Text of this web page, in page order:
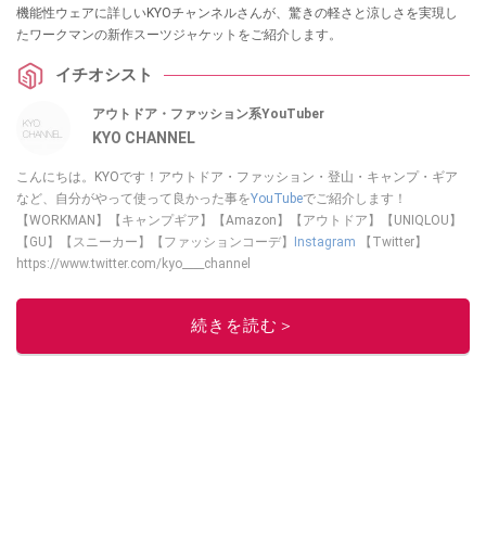
機能性ウェアに詳しいKYOチャンネルさんが、驚きの軽さと涼しさを実現し
たワークマンの新作スーツジャケットをご紹介します。
イチオシスト
アウトドア・ファッション系YouTuber
KYO CHANNEL
こんにちは。KYOです！アウトドア・ファッション・登山・キャンプ・ギア
など、自分がやって使って良かった事をYouTubeでご紹介します！
【WORKMAN】【キャンプギア】【Amazon】【アウトドア】【UNIQLOU】
【GU】【スニーカー】【ファッションコーデ】 Instagram 【Twitter】
https://www.twitter.com/kyo____channel
このイチオシストの他の記事を読む
続きを読む＞